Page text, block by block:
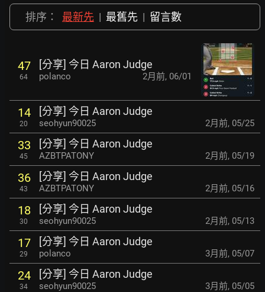
排序： 最新先 | 最舊先 | 留言數
47
64
[分享] 今日 Aaron Judge
polanco 2月前, 06/01
14
20
[分享] 今日 Aaron Judge
seohyun90025 2月前, 05/25
33
45
[分享] 今日 Aaron Judge
AZBTPATONY 2月前, 05/19
36
43
[分享] 今日 Aaron Judge
AZBTPATONY 2月前, 05/16
18
30
[分享] 今日 Aaron Judge
seohyun90025 2月前, 05/13
17
29
[分享] 今日 Aaron Judge
polanco 3月前, 05/07
24
34
[分享] 今日 Aaron Judge
seohyun90025 3月前, 05/05